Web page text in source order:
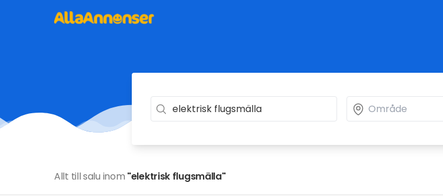
Allt till salu inom "elektrisk flugsmälla"